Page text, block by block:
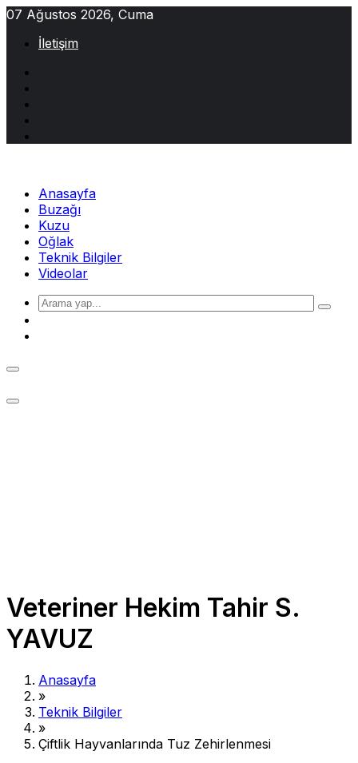
Skip
content
07 Ağustos 2026, Cuma
İletişim
Anasayfa
Buzağı
Kuzu
Oğlak
Teknik Bilgiler
Videolar
Veteriner Hekim Tahir S.
YAVUZ
Anasayfa
»
Teknik Bilgiler
»
Çiftlik Hayvanlarında Tuz Zehirlenmesi